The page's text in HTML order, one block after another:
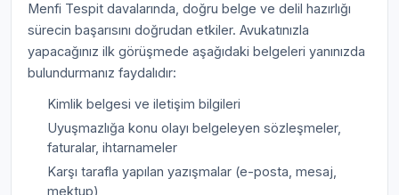
Menfi Tespit davalarında, doğru belge ve delil hazırlığı
sürecin başarısını doğrudan etkiler. Avukatınızla
yapacağınız ilk görüşmede aşağıdaki belgeleri yanınızda
bulundurmanız faydalıdır:
Kimlik belgesi ve iletişim bilgileri
Uyuşmazlığa konu olayı belgeleyen sözleşmeler,
faturalar, ihtarnameler
Karşı tarafla yapılan yazışmalar (e-posta, mesaj,
mektup)